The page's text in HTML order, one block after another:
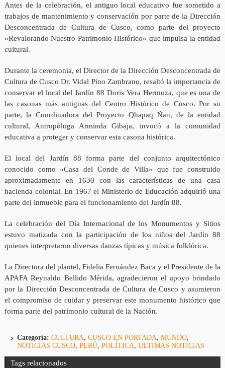
Antes de la celebración, el antiguo local educativo fue sometido a
trabajos de mantenimiento y conservación por parte de la Dirección
Desconcentrada de Cultura de Cusco, como parte del proyecto
«Revalorando Nuestro Patrimonio Histórico» que impulsa la entidad
cultural.
Durante la ceremonia, el Director de la Dirección Desconcentrada de
Cultura de Cusco Dr. Vidal Pino Zambrano, resaltó la importancia de
conservar el local del Jardín 88 Doris Vera Hermoza, que es una de
las casonas más antiguas del Centro Histórico de Cusco. Por su
parte, la Coordinadora del Proyecto Qhapaq Ñan, de la entidad
cultural, Antropóloga Arminda Gibaja, invocó a la comunidad
educativa a proteger y conservar esta casona histórica.
El local del Jardín 88 forma parte del conjunto arquitectónico
conocido como «Casa del Conde de Villa» que fue construido
aproximadamente en 1630 con las características de una casa
hacienda colonial. En 1967 el Ministerio de Educación adquirió una
parte del inmueble para el funcionamiento del Jardín 88.
La celebración del Día Internacional de los Monumentos y Sitios
estuvo matizada con la participación de los niños del Jardín 88
quienes interpretaron diversas danzas típicas y música folklórica.
La Directora del plantel, Fidelia Fernández Baca y el Presidente de la
APAFA Reynaldo Bellido Mérida, agradecieron el apoyo brindado
por la Dirección Desconcentrada de Cultura de Cusco y asumieron
el compromiso de cuidar y preservar este monumento histórico que
forma parte del patrimonio cultural de la Nación.
Categoría: CULTURA, CUSCO EN PORTADA, MUNDO,
NOTICIAS CUSCO, PERÚ, POLÍTICA, ULTIMAS NOTICIAS
Tags relacionados